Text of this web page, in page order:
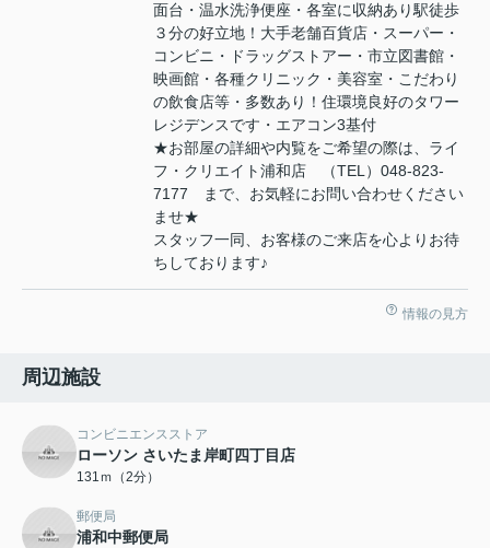
面台・温水洗浄便座・各室に収納あり駅徒歩
３分の好立地！大手老舗百貨店・スーパー・
コンビニ・ドラッグストアー・市立図書館・
映画館・各種クリニック・美容室・こだわり
の飲食店等・多数あり！住環境良好のタワー
レジデンスです・エアコン3基付
★お部屋の詳細や内覧をご希望の際は、ライ
フ・クリエイト浦和店 （TEL）048-823-
7177 まで、お気軽にお問い合わせください
ませ★
スタッフ一同、お客様のご来店を心よりお待
ちしております♪
情報の見方
周辺施設
コンビニエンスストア
ローソン さいたま岸町四丁目店
131ｍ（2分）
郵便局
浦和中郵便局